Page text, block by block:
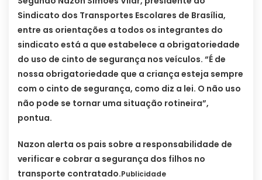
Sindicato dos Transportes Escolares de Brasília,
entre as orientações a todos os integrantes do
sindicato está a que estabelece a obrigatoriedade
do uso de cinto de segurança nos veículos. “É de
nossa obrigatoriedade que a criança esteja sempre
com o cinto de segurança, como diz a lei. O não uso
não pode se tornar uma situação rotineira”,
pontua.
Nazon alerta os pais sobre a responsabilidade de
verificar e cobrar a segurança dos filhos no
transporte contratado.Publicidade